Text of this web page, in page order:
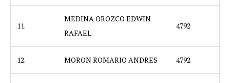
11.
MEDINA OROZCO EDWIN
RAFAEL
4792
12. MORON ROMARIO ANDRES 4792